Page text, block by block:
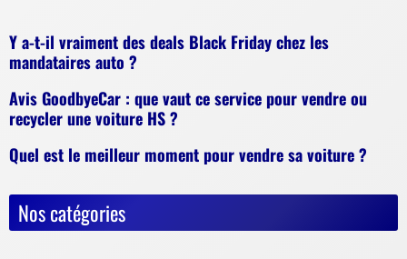
Y a-t-il vraiment des deals Black Friday chez les
mandataires auto ?
Avis GoodbyeCar : que vaut ce service pour vendre ou
recycler une voiture HS ?
Quel est le meilleur moment pour vendre sa voiture ?
Nos catégories